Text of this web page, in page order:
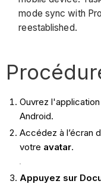
mode sync with
reestablished.
Ouvrez l'application
Android.
Accédez à l’écran
votre avatar.
Appuyez sur